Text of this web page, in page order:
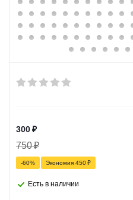
300₽
750₽
-60% Экономия 450₽
Есть в наличии